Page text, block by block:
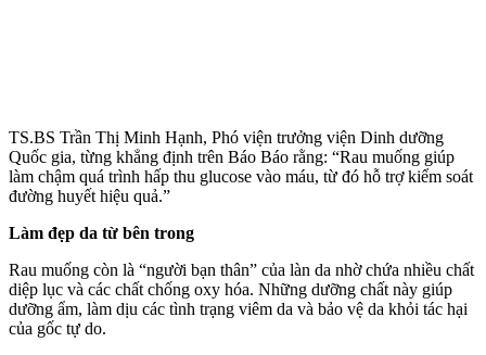
TS.BS Trần Thị Minh Hạnh, Phó viện trưởng viện Dinh dưỡng
Quốc gia, từng khẳng định trên Báo Báo rằng: “Rau muống giúp
làm chậm quá trình hấp thu glucose vào máu, từ đó hỗ trợ kiểm soát
đường huyết hiệu quả.”
Làm đẹp da từ bên trong
Rau muống còn là “người bạn thân” của làn da nhờ chứa nhiều chất
diệp lục và các chất chống oxy hóa. Những dưỡng chất này giúp
dưỡng ẩm, làm dịu các tình trạng viêm da và bảo vệ da khỏi tác hại
của gốc tự do.